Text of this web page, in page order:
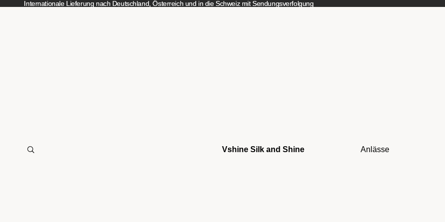
Internationale Lieferung nach Deutschland, Österreich und in die Schweiz mit Sendungsverfolgung
Internationale Lieferung nach Deutschland, Österreich und in die Schweiz mit Sendungsverfolgung
Vshine Silk and Shine Anlässe